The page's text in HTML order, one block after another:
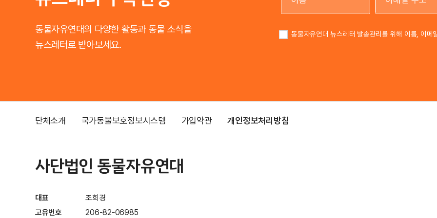
동물자유연대의 다양한 활동과 동물 소식을
뉴스레터로 받아보세요.
동물자유연대 뉴스레터 발송관리를 위해 이름, 이
단체소개 국가동물보호정보시스템 가입약관 개인정보처리방침
사단법인 동물자유연대
대표
조희경
고유번호
206-82-06985